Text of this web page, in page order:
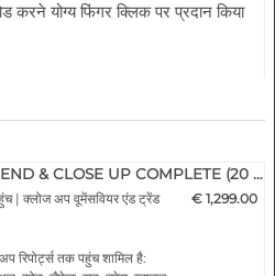
करने योग्य फिंगर क्लिक पर प्रदान किया
और रंगों से संबंधित रुझानों को दर्शाती हैं
के बारे में संक्षिप्त लेकिन संक्षिप्त
रेंज और सहायक उपकरण के लिए नए
चित्रण
CLOSE UP COMPLETE (20 issues p.a.)
| क्लोज अप वूमेंसवियर एंड ट्रेंड
रिपोर्ट्स तक पहुंच शामिल है:
€ 1,299.00